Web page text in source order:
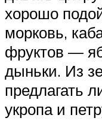
хорошо
морковь,
фруктов —
дыньки. Из
предлагать
укропа и